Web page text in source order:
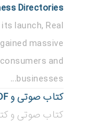
Directories
launch, Real
massive
and
businesses...
کتاب صوتی و PDF قدرت جذبه از برایان تریسی